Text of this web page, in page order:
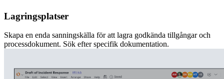
Lagringsplatser
Skapa en enda sanningskälla för att lagra godkända tillgångar och
processdokument. Sök efter specifik dokumentation.